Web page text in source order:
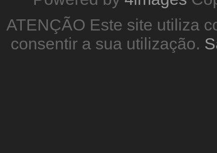
ATENÇÃO Este site utiliza
consentir a sua utilização.